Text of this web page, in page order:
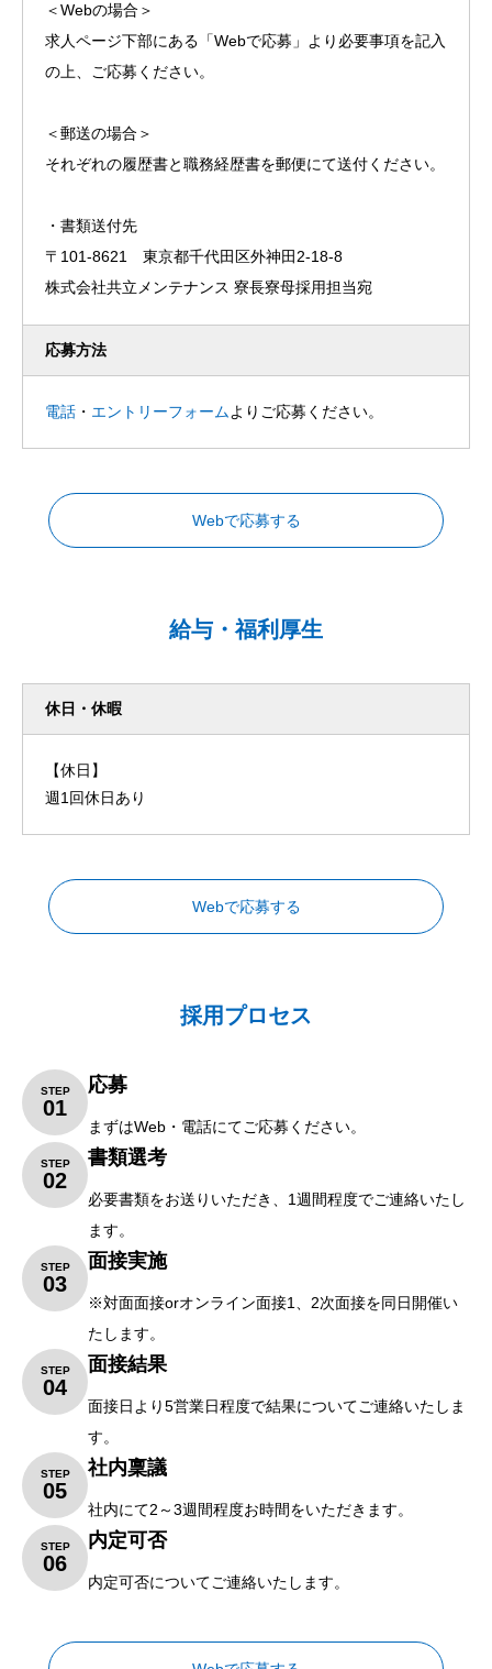
＜Webの場合＞
求人ページ下部にある「Webで応募」より必要事項を記入
の上、ご応募ください。
＜郵送の場合＞
それぞれの履歴書と職務経歴書を郵便にて送付ください。
・書類送付先
〒101-8621 東京都千代田区外神田2-18-8
株式会社共立メンテナンス 寮長寮母採用担当宛
応募方法
電話 ・ エントリーフォームよりご応募ください。
Webで応募する
給与・福利厚生
休日・休暇
【休日】
週1回休日あり
Webで応募する
採用プロセス
STEP
01
応募
まずはWeb ・電話にてご応募ください。
STEP
02
書類選考
必要書類をお送りいただき、 1週間程度でご連絡いたし
ます。
STEP
03
面接実施
※対面面接orオンライン面接1、 2次面接を同日開催い
たします。
STEP
04
面接結果
面接日より5営業日程度で結果についてご連絡いたしま
す。
STEP
05
社内稟議
社内にて2 ～3週間程度お時間をいただきます。
STEP
06
内定可否
内定可否についてご連絡いたします。